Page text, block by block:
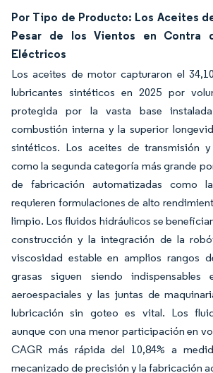
Por Tipo de Producto: Los Aceites
Pesar de los Vientos en Contra
Eléctricos
Los aceites de motor capturaron el
lubricantes sintéticos en 2025 por
protegida por la vasta base
combustión interna y la superior
sintéticos. Los aceites de transmisión y
como la segunda categoría más grande
de fabricación automatizadas como
requieren formulaciones de alto
limpio. Los fluidos hidráulicos se
construcción y la integración de la
viscosidad estable en amplios rangos
grasas siguen siendo indispensables
aeroespaciales y las juntas de
lubricación sin goteo es vital. Los
aunque con una menor participación en
CAGR más rápida del 10,84% a
mecanizado de precisión y la fabricación